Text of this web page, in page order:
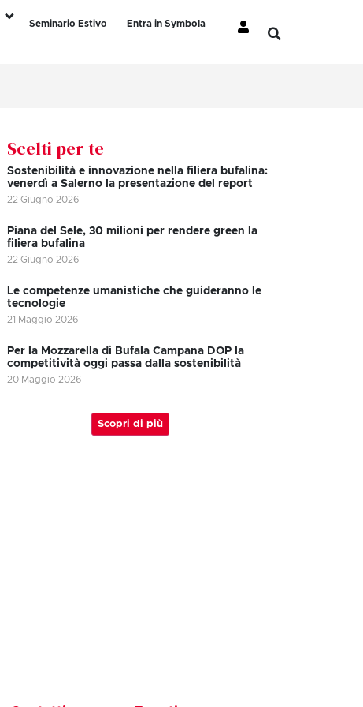
Seminario Estivo
Entra in Symbola
Scelti per te
Sostenibilità e innovazione nella filiera bufalina:
venerdì a Salerno la presentazione del report
22 Giugno 2026
Piana del Sele, 30 milioni per rendere green la
filiera bufalina
22 Giugno 2026
Le competenze umanistiche che guideranno le
tecnologie
21 Maggio 2026
Per la Mozzarella di Bufala Campana DOP la
competitività oggi passa dalla sostenibilità
20 Maggio 2026
Scopri di più